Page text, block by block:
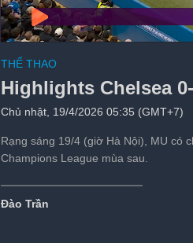
THỂ THAO
Highlights Chelsea
Chủ nhật, 19/4/2026 05:35 (GMT+7)
Rạng sáng 19/4 (giờ Hà Nội), MU có
Champions League mùa sau.
Đào Trần